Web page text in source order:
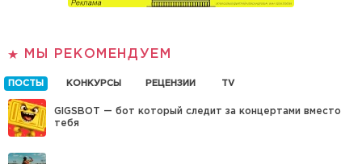
МЫ РЕКОМЕНДУЕМ
ПОСТЫ КОНКУРСЫ РЕЦЕНЗИИ TV
GIGSBOT — бот который следит за концертами вместо
тебя